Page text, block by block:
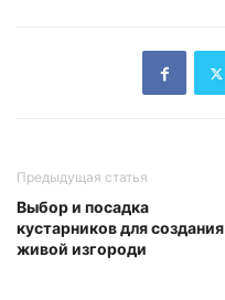
Предыдущая статья
Выбор и посадка
кустарников для создания
живой изгороди